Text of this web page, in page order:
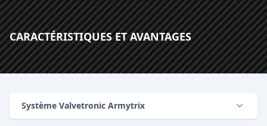
CARACTÉRISTIQUES ET AVANTAGES
Système Valvetronic Armytrix